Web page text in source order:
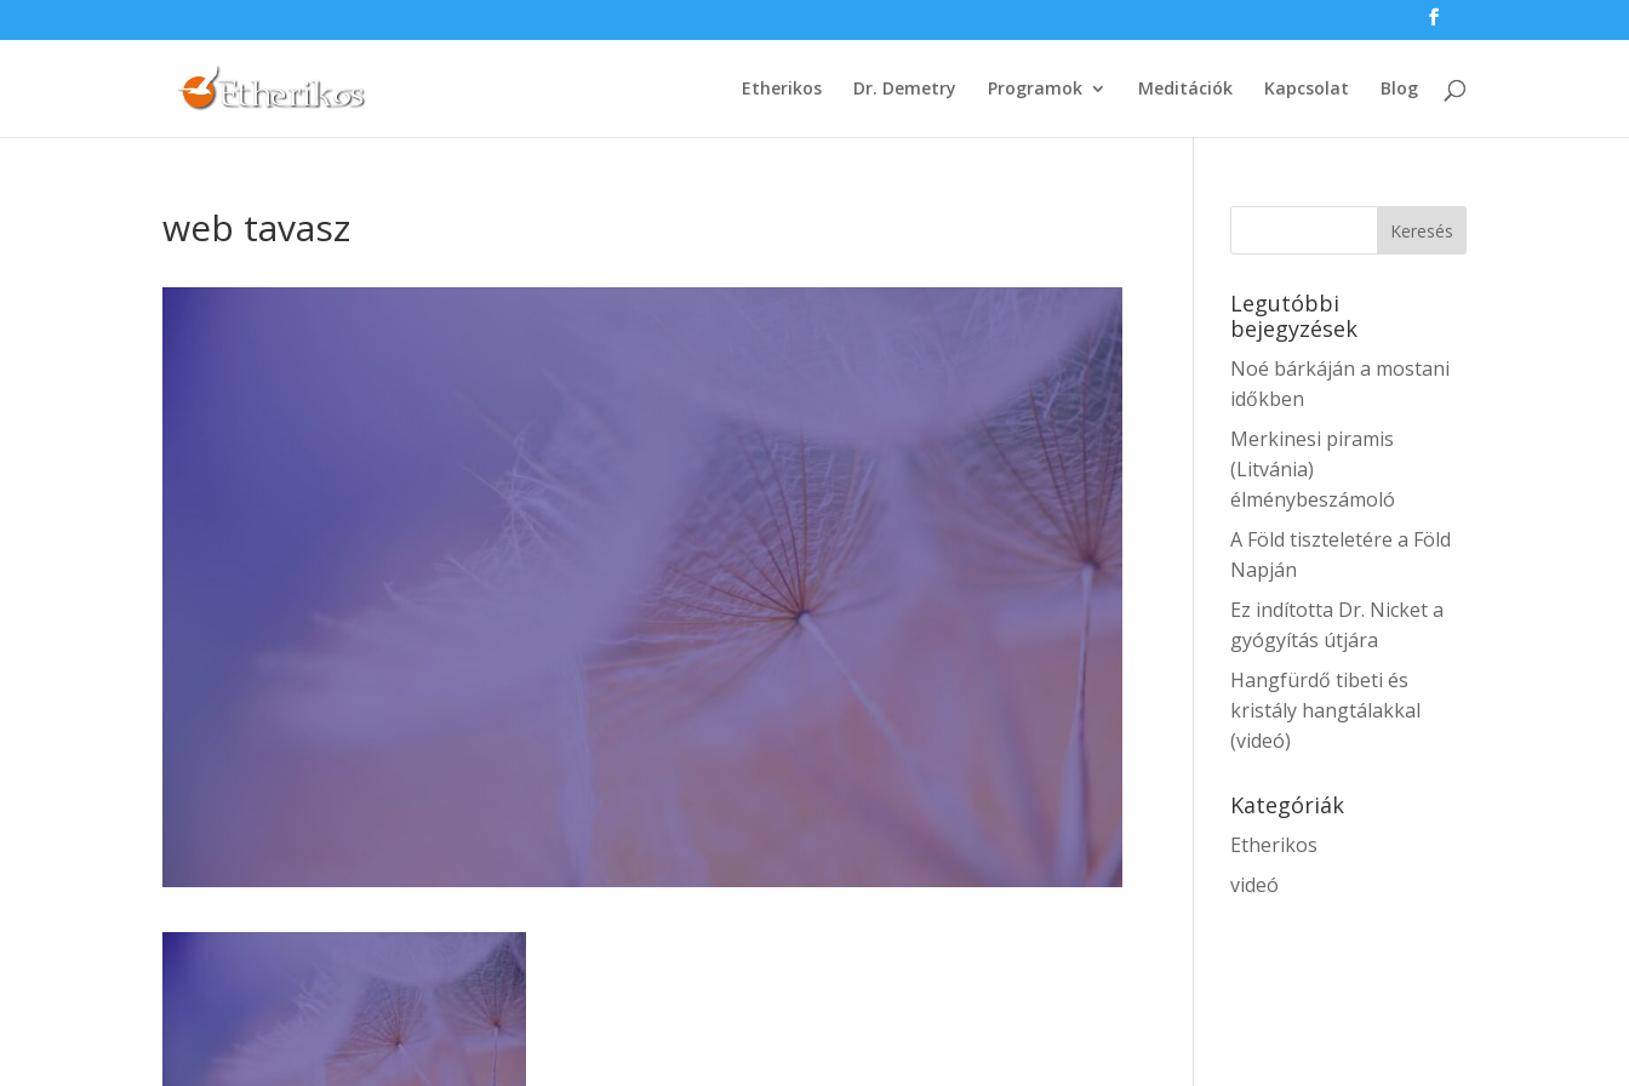
Etherikos Dr. Demetry Programok Meditációk Kapcsolat Blog
web tavasz
Legutóbbi
bejegyzések
Noé bárkáján a mostani
időkben
Merkinesi piramis
(Litvánia)
élménybeszámoló
A Föld tiszteletére a Föld
Napján
Ez indította Dr. Nicket a
gyógyítás útjára
Hangfürdő tibeti és
kristály hangtálakkal
(videó)
Kategóriák
Etherikos
videó